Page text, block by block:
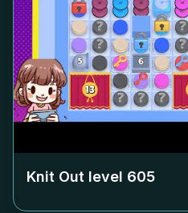
Knit Out level 605